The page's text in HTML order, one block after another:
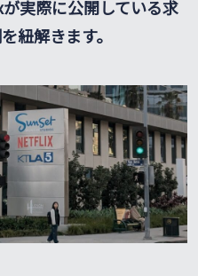
実際に公開している求
紐解きます。